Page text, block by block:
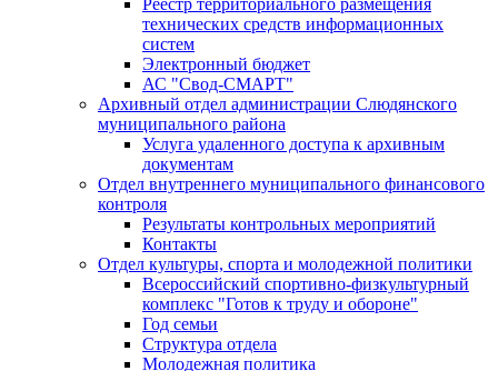
Реестр территориального размещения
технических средств информационных
систем
Электронный бюджет
АС "Свод-СМАРТ"
Архивный отдел администрации Слюдянского
муниципального района
Услуга удаленного доступа к архивным
документам
Отдел внутреннего муниципального финансового
контроля
Результаты контрольных мероприятий
Контакты
Отдел культуры, спорта и молодежной политики
Всероссийский спортивно-физкультурный
комплекс "Готов к труду и обороне"
Год семьи
Структура отдела
Молодежная политика